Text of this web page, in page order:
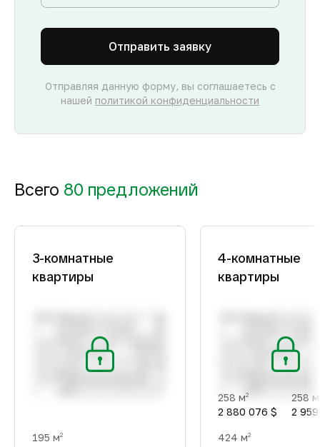
Отправить заявку
Отправляя данную форму, вы соглашаетесь с
нашей политикой конфиденциальности
Всего 80 предложений
3-комнатные
квартиры
195 м2
4-комнатные
квартиры
258 м2
2 880 076 $
258 м
2
424 м2